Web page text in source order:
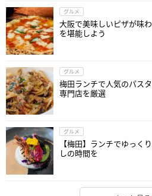
グルメ
大阪で美味しいピザが味
を堪能しよう
グルメ
梅田ランチで人気のパス
専門店を厳選
グルメ
【梅田】ランチでゆっく
しの時間を